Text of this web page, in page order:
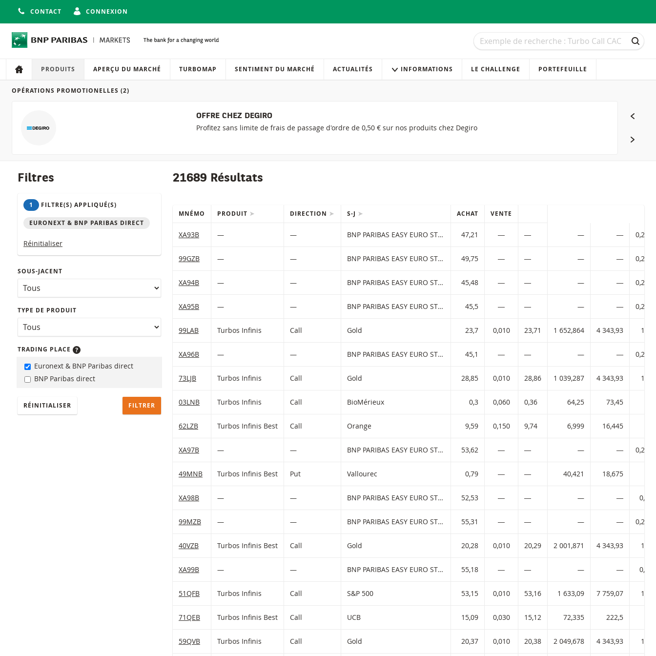
CONTACT CONNEXION
Recherche
Recherche
Navigation
Navigation sur le site
PRODUITS APERÇU DU MARCHÉ TURBOMAP SENTIMENT DU MARCHÉ ACTUALITÉS INFORMATIONS LE CHALLENGE PORTEFEUILLE
Produits
OPÉRATIONS PROMOTIONELLES (2)
OFFRE CHEZ DEGIRO
Profitez sans limite de frais de passage d'ordre de 0,50 € sur nos produits chez Degiro
Filtres
1 FILTRE(S) APPLIQUÉ(S)
EURONEXT & BNP PARIBAS DIRECT
Réinitialiser
SOUS-JACENT
TYPE DE PRODUIT
TRADING PLACE
Euronext & BNP Paribas direct
BNP Paribas direct
RÉINITIALISER
21689 Résultats
MNÉMO PRODUIT DIRECTION S-J ACHAT VENTE
XA93B — — BNP PARIBAS EASY EURO STOXX 50 UCITS ETF 47,21 ― ― — ― 0,276
99GZB — — BNP PARIBAS EASY EURO STOXX 50 UCITS ETF 49,75 ― ― — ― 0,262
XA94B — — BNP PARIBAS EASY EURO STOXX 50 UCITS ETF 45,48 ― ― — ― 0,283
XA95B — — BNP PARIBAS EASY EURO STOXX 50 UCITS ETF 45,5 ― ― — ― 0,284
99LAB Turbos Infinis Call Gold 23,7 0,010 23,71 1 652,864 4 343,93 100
XA96B — — BNP PARIBAS EASY EURO STOXX 50 UCITS ETF 45,1 ― ― — ― 0,287
73LJB Turbos Infinis Call Gold 28,85 0,010 28,86 1 039,287 4 343,93 100
03LNB Turbos Infinis Call BioMérieux 0,3 0,060 0,36 64,25 73,45
62LZB Turbos Infinis Best Call Orange 9,59 0,150 9,74 6,999 16,445
XA97B — — BNP PARIBAS EASY EURO STOXX 50 UCITS ETF 53,62 ― ― — ― 0,256
49MNB Turbos Infinis Best Put Vallourec 0,79 ― ― 40,421 18,675
XA98B — — BNP PARIBAS EASY EURO STOXX 50 UCITS ETF 52,53 ― ― — ― 0,26
99MZB — — BNP PARIBAS EASY EURO STOXX 50 UCITS ETF 55,31 ― ― — ― 0,247
40VZB Turbos Infinis Best Call Gold 20,28 0,010 20,29 2 001,871 4 343,93 100
XA99B — — BNP PARIBAS EASY EURO STOXX 50 UCITS ETF 55,18 ― ― — ― 0,25
51QFB Turbos Infinis Call S&P 500 53,15 0,010 53,16 1 633,09 7 759,07 100
71QEB Turbos Infinis Best Call UCB 15,09 0,030 15,12 72,335 222,5
59QVB Turbos Infinis Call Gold 20,37 0,010 20,38 2 049,678 4 343,93 100